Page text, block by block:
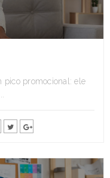
pico promocional: ele